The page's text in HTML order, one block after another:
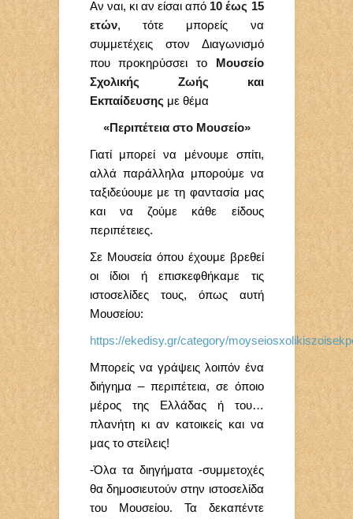
Αν ναι, κι αν είσαι από 10 έως 15
ετών, τότε μπορείς να
συμμετέχεις στον Διαγωνισμό
που προκηρύσσει το Μουσείο
Σχολικής Ζωής και
Εκπαίδευσης με θέμα
«Περιπέτεια στο Μουσείο»
Γιατί μπορεί να μένουμε σπίτι,
αλλά παράλληλα μπορούμε να
ταξιδεύουμε με τη φαντασία μας
και να ζούμε κάθε είδους
περιπέτειες.
Σε Μουσεία όπου έχουμε βρεθεί
οι ίδιοι ή επισκεφθήκαμε τις
ιστοσελίδες τους, όπως αυτή
Μουσείου:
https://ekedisy.gr/category/
Μπορείς να γράψεις λοιπόν ένα
διήγημα – περιπέτεια, σε όποιο
μέρος της Ελλάδας ή του…
πλανήτη κι αν κατοικείς και να
μας το στείλεις!
-Όλα τα διηγήματα -συμμετοχές
θα δημοσιευτούν στην ιστοσελίδα
του Μουσείου. Τα δεκαπέντε